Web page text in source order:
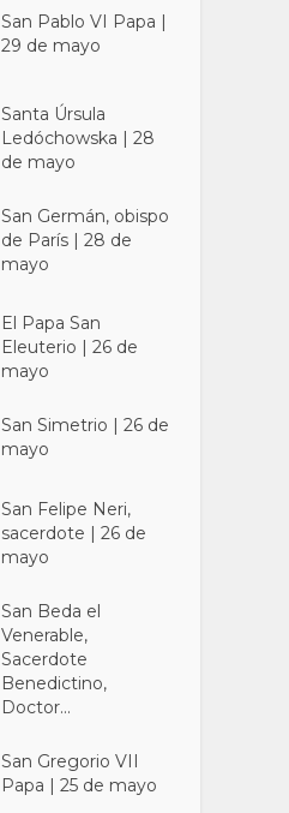
San Pablo VI Papa |
29 de mayo
Santa Úrsula
Ledóchowska | 28
de mayo
San Germán, obispo
de París | 28 de
mayo
El Papa San
Eleuterio | 26 de
mayo
San Simetrio | 26 de
mayo
San Felipe Neri,
sacerdote | 26 de
mayo
San Beda el
Venerable,
Sacerdote
Benedictino,
Doctor...
San Gregorio VII
Papa | 25 de mayo